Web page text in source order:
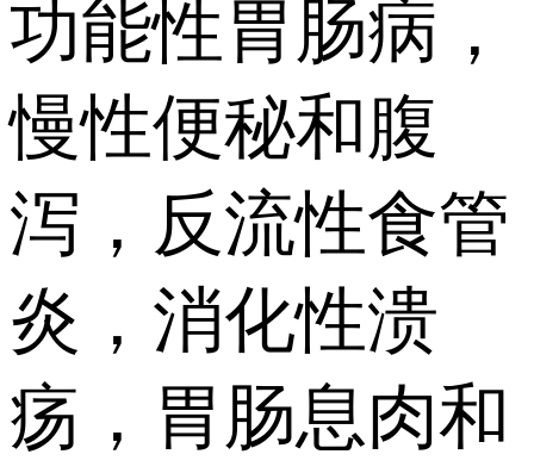
功能性胃肠病，
慢性便秘和腹
泻，反流性食管
炎，消化性溃
疡，胃肠息肉和